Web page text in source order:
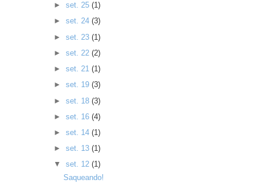
► set. 25 (1)
► set. 24 (3)
► set. 23 (1)
► set. 22 (2)
► set. 21 (1)
► set. 19 (3)
► set. 18 (3)
► set. 16 (4)
► set. 14 (1)
► set. 13 (1)
▼ set. 12 (1)
Saqueando!